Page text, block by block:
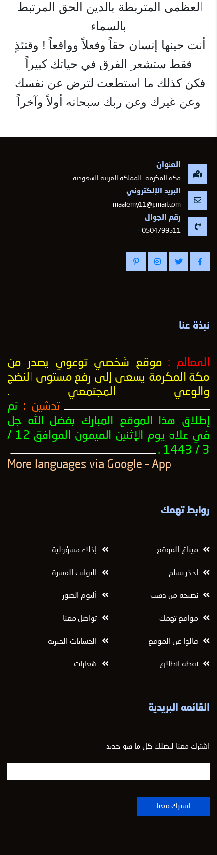
العظمى المتربطة بالدين الحق المرتبط
بالسماء
أنت حينها إنسان حقاً وفعلاً وواقعاً ! وقتئذٍ
فقط ستشعر الفرق في حياتك كبيراً
فكن كذلك ما استطعت لترض عن نفسك
وعن غيرك وعن ربك سبحانه أولاً وآخراً
العنوان
مكة المكرمة -المملكة العربية السعودية
البريد الإلكتروني
maalemy11@gmail.com
رقم الجوال
0504799511
-
نبذة عنا
المعالم : موقع شخصي توعوي يصدر من
مكة المكرمة يسعى إلى رفع مستوى النضج
والوعي المجتمعي .
ــــــــــــــــــــــــــــــــــــــــــــــــــــــــــــــــــــــــــــــــــــــــــــــــــــ تدشين : تم
إطلاق هذا الموقع المبارك بفضل الله جل
في علاه يوم الإثنين الميمون الموافق 12 /
3 / 1443 .
ــــــــــــــــــــــــــــــــــــــــــــــــــــــــــــــــــــــــــــــــــــــــــــــــــــ
روابط تهمك
ميثاق الموقع إخلاء مسؤولية
احذر تسلم الثوابت العشرة
نصيحة من ذهب ألبوم الصور
مواقع تهمك تواصل معنا
قالوا عن الموقع الحسابات الخيرية
نقطة انطلاق شعارات
القائمه البريدية
اشترك معنا ليصلك كل ما هو جديد